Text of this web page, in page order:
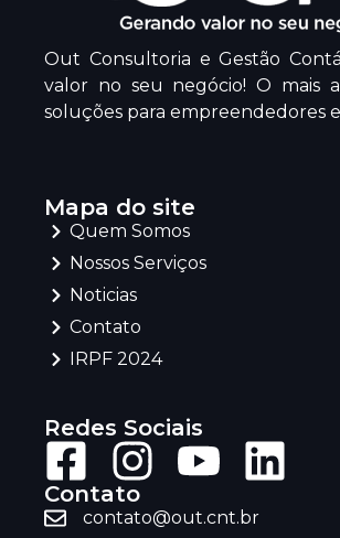
Out Consultoria e Gestão
valor no seu negócio! O mais
soluções para empreendedores
Mapa do site
Quem Somos
Nossos Serviços
Noticias
Contato
IRPF 2024
Redes Sociais
Contato
contato@out.cnt.br